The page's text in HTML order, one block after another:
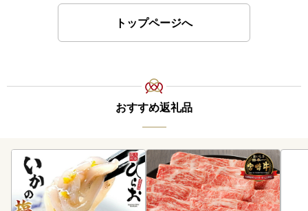
トップページへ
おすすめ返礼品